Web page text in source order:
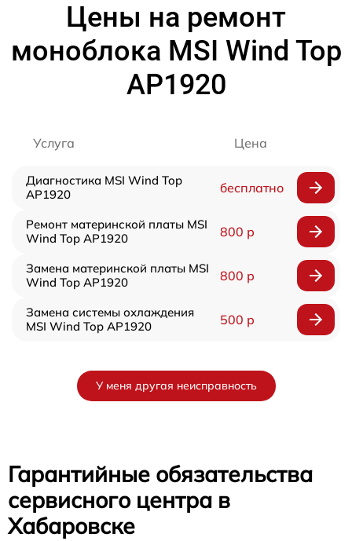
Цены на ремонт
моноблока MSI Wind Top
AP1920
Услуга Цена
Диагностика MSI Wind Top
AP1920
бесплатно
Ремонт материнской платы MSI
Wind Top AP1920
800 р
Замена материнской платы MSI
Wind Top AP1920
800 р
Замена системы охлаждения
MSI Wind Top AP1920
500 р
У меня другая неисправность
Гарантийные обязательства
сервисного центра в
Хабаровске